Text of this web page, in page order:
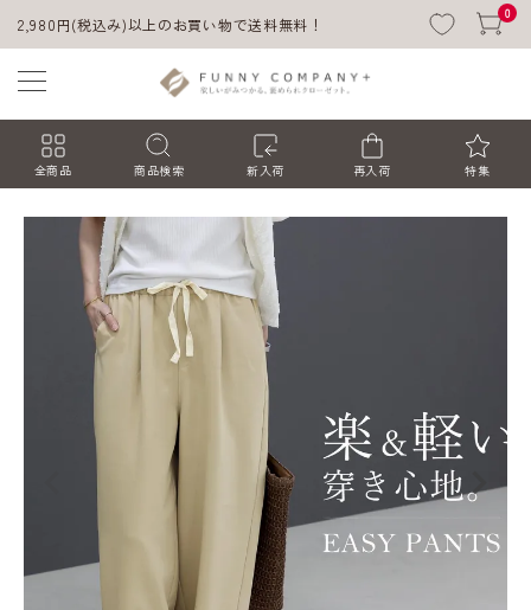
2,980円(税込み)以上のお買い物で送料無料！
0
全商品 商品検索 新入荷 再入荷 特集
ACCOUNT MENU
ようこそ ゲスト 様
会員登録